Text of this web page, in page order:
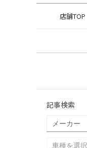
店舗TOP
記事検索